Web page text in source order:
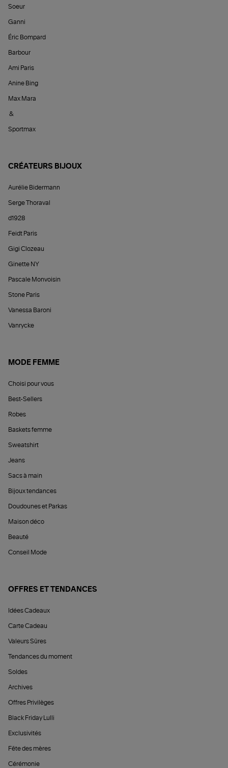
Soeur
Ganni
Éric Bompard
Barbour
Ami Paris
Anine Bing
Max Mara
&
Sportmax
CRÉATEURS BIJOUX
Aurélie Bidermann
Serge Thoraval
d1928
Feidt Paris
Gigi Clozeau
Ginette NY
Pascale Monvoisin
Stone Paris
Vanessa Baroni
Vanrycke
MODE FEMME
Choisi pour vous
Best-Sellers
Robes
Baskets femme
Sweatshirt
Jeans
Sacs à main
Bijoux tendances
Doudounes et Parkas
Maison déco
Beauté
Conseil Mode
OFFRES ET TENDANCES
Idées Cadeaux
Carte Cadeau
Valeurs Sûres
Tendances du moment
Soldes
Archives
Offres Privilèges
Black Friday Lulli
Exclusivités
Fête des mères
Cérémonie